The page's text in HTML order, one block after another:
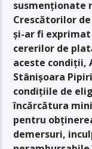
susmenționate
Crescătorilor
și-ar fi
cererilor de
aceste condiții,
Stânișoara
condițiile de
încărcătura
pentru
demersuri,